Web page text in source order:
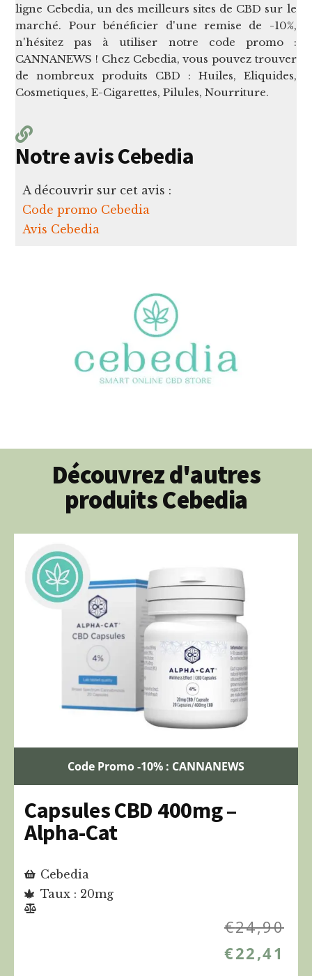
ligne Cebedia, un des meilleurs sites de CBD sur le
marché. Pour bénéficier d'une remise de -10%,
n'hésitez pas à utiliser notre code promo :
CANNANEWS ! Chez Cebedia, vous pouvez trouver
de nombreux produits CBD : Huiles, Eliquides,
Cosmetiques, E-Cigarettes, Pilules, Nourriture.
Notre avis Cebedia
A découvrir sur cet avis :
Code promo Cebedia
Avis Cebedia
Découvrez d'autres
produits Cebedia
Code Promo -10% : CANNANEWS
Capsules CBD 400mg –
Alpha-Cat
Cebedia
Taux : 20mg
€24,90
€22,41